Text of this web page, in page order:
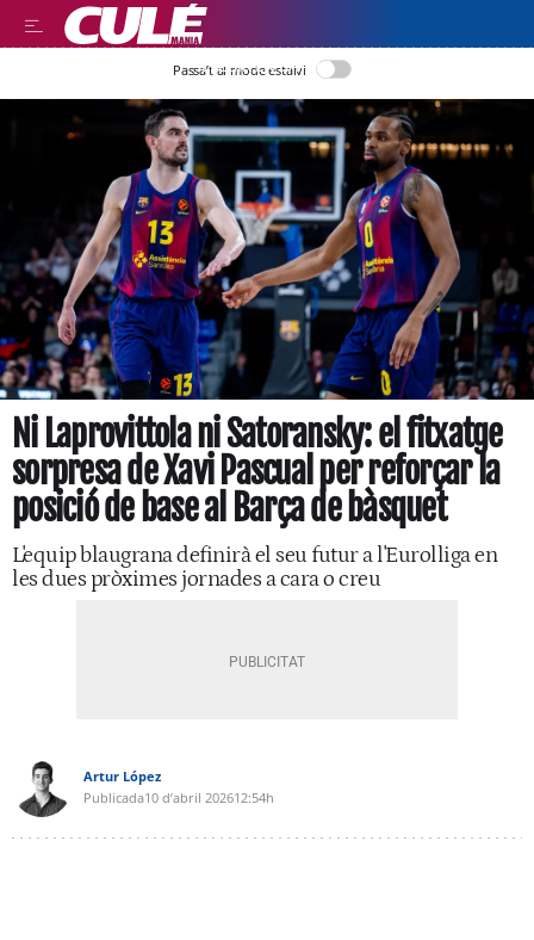
LLEGIR EN CATALÀ
Passa’t al mode estalvi
Ni Laprovittola ni Satoransky: el fitxatge
sorpresa de Xavi Pascual per reforçar la
posició de base al Barça de bàsquet
L'equip blaugrana definirà el seu futur a l'Eurolliga en
les dues pròximes jornades a cara o creu
Artur López
Publicada10 d’abril 202612:54h